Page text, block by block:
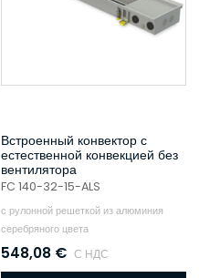
Встроенный конвектор с
естественной конвекцией без
вентилятора
FC 140-32-15-ALS
с рулонной решеткой из алюминия
серебряного цвета
548,08 € С НДС